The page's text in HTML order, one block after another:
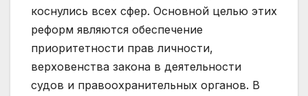
коснулись всех сфер. Основной целью этих
реформ являются обеспечение
приоритетности прав личности,
верховенства закона в деятельности
судов и правоохранительных органов. В